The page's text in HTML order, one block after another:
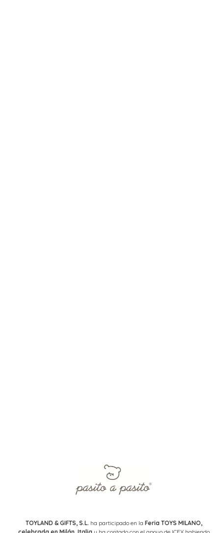
TOYLAND & GIFTS, S.L. ha participado en la Feria TOYS MILANO,